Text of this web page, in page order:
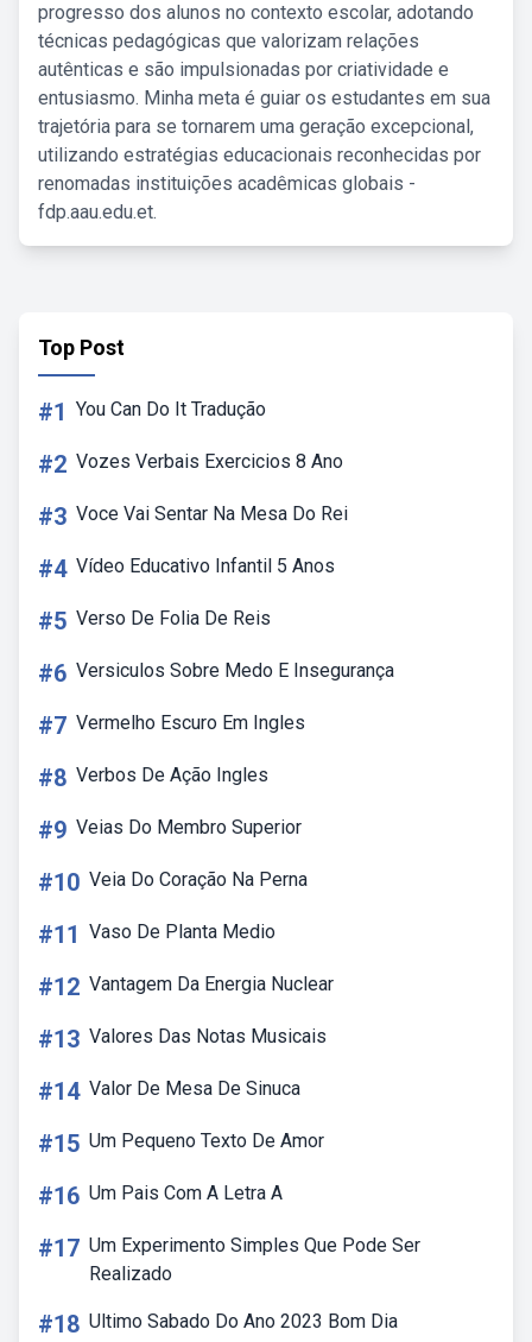
progresso dos alunos no contexto escolar, adotando
técnicas pedagógicas que valorizam relações
autênticas e são impulsionadas por criatividade e
entusiasmo. Minha meta é guiar os estudantes em sua
trajetória para se tornarem uma geração excepcional,
utilizando estratégias educacionais reconhecidas por
renomadas instituições acadêmicas globais -
fdp.aau.edu.et.
Top Post
#1 You Can Do It Tradução
#2 Vozes Verbais Exercicios 8 Ano
#3 Voce Vai Sentar Na Mesa Do Rei
#4 Vídeo Educativo Infantil 5 Anos
#5 Verso De Folia De Reis
#6 Versiculos Sobre Medo E Insegurança
#7 Vermelho Escuro Em Ingles
#8 Verbos De Ação Ingles
#9 Veias Do Membro Superior
#10 Veia Do Coração Na Perna
#11 Vaso De Planta Medio
#12 Vantagem Da Energia Nuclear
#13 Valores Das Notas Musicais
#14 Valor De Mesa De Sinuca
#15 Um Pequeno Texto De Amor
#16 Um Pais Com A Letra A
#17 Um Experimento Simples Que Pode Ser
Realizado
#18 Ultimo Sabado Do Ano 2023 Bom Dia